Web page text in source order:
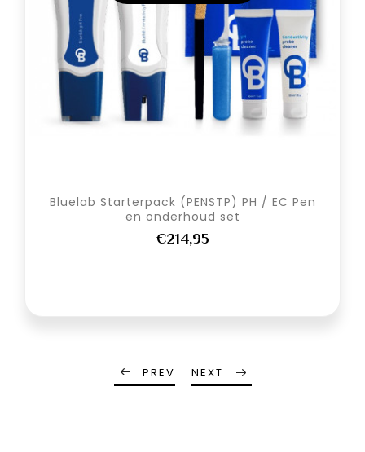
Bluelab Starterpack (PENSTP) PH / EC Pen
en onderhoud set
€214,95
PREV NEXT